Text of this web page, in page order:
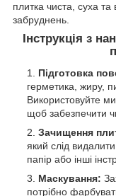
плитка чиста, суха та
забруднень.
Інструкція з
Підготовка
герметика, жиру,
Використовуйте
щоб забезпечити
Зачищення
який слід
папір або інші
Маскування:
потрібно